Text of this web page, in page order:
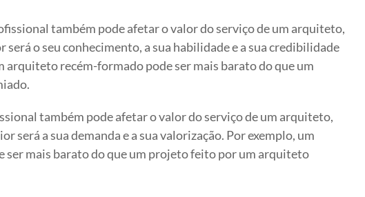
também pode afetar o valor do serviço de um arquiteto,
será o seu conhecimento, a sua habilidade e a sua credibilidade
recém-formado pode ser mais barato do que um
também pode afetar o valor do serviço de um arquiteto,
será a sua demanda e a sua valorização. Por exemplo, um
mais barato do que um projeto feito por um arquiteto